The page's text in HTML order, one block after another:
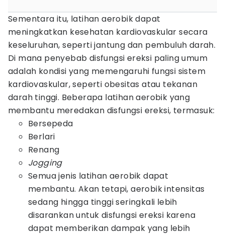
Sementara itu, latihan aerobik dapat
meningkatkan kesehatan kardiovaskular secara
keseluruhan, seperti jantung dan pembuluh darah.
Di mana penyebab disfungsi ereksi paling umum
adalah kondisi yang memengaruhi fungsi sistem
kardiovaskular, seperti obesitas atau tekanan
darah tinggi. Beberapa latihan aerobik yang
membantu meredakan disfungsi ereksi, termasuk:
Bersepeda
Berlari
Renang
Jogging
Semua jenis latihan aerobik dapat
membantu. Akan tetapi, aerobik intensitas
sedang hingga tinggi seringkali lebih
disarankan untuk disfungsi ereksi karena
dapat memberikan dampak yang lebih